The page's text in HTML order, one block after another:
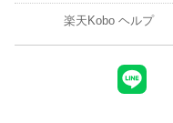
楽天Kobo ヘルプ